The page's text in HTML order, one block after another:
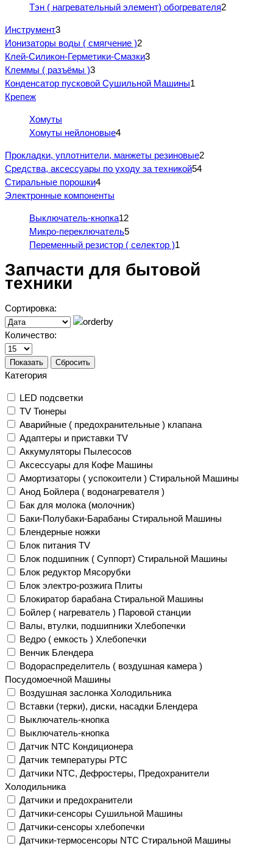
Тэн ( нагревательный элемент) обогревателя2
Инструмент3
Ионизаторы воды ( смягчение )2
Клей-Силикон-Герметики-Смазки3
Клеммы ( разъёмы )3
Конденсатор пусковой Сушильной Машины1
Крепеж
Хомуты
Хомуты нейлоновые4
Прокладки, уплотнители, манжеты резиновые2
Средства, аксессуары по уходу за техникой54
Стиральные порошки4
Электронные компоненты
Выключатель-кнопка12
Микро-переключатель5
Переменный резистор ( селектор )1
Запчасти для бытовой
техники
Сортировка:
Количество:
Показать Сбросить
Категория
LED подсветки
TV Тюнеры
Аварийные ( предохранительные ) клапана
Адаптеры и приставки TV
Аккумуляторы Пылесосов
Аксессуары для Кофе Машины
Амортизаторы ( успокоители ) Стиральной Машины
Анод Бойлера ( водонагревателя )
Бак для молока (молочник)
Баки-Полубаки-Барабаны Стиральной Машины
Блендерные ножки
Блок питания TV
Блок подшипник ( Суппорт) Стиральной Машины
Блок редуктор Мясорубки
Блок электро-розжига Плиты
Блокиратор барабана Стиральной Машины
Бойлер ( нагреватель ) Паровой станции
Валы, втулки, подшипники Хлебопечки
Ведро ( емкость ) Хлебопечки
Венчик Блендера
Водораспределитель ( воздушная камера )
Посудомоечной Машины
Воздушная заслонка Холодильника
Вставки (терки), диски, насадки Блендера
Выключатель-кнопка
Выключатель-кнопка
Датчик NTC Кондиционера
Датчик температуры PTC
Датчики NTC, Дефростеры, Предохранители
Холодильника
Датчики и предохранители
Датчики-сенсоры Сушильной Машины
Датчики-сенсоры хлебопечки
Датчики-термосенсоры NTC Стиральной Машины